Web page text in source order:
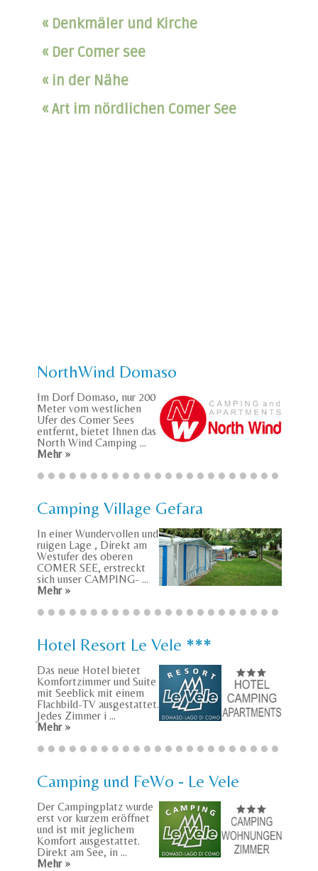
« Denkmäler und Kirche
« Der Comer see
« in der Nähe
« Art im nördlichen Comer See
NorthWind Domaso
Im Dorf Domaso, nur 200
Meter vom westlichen
Ufer des Comer Sees
entfernt, bietet Ihnen das
North Wind Camping ...
Mehr »
Camping Village Gefara
In einer Wundervollen und
ruigen Lage , Direkt am
Westufer des oberen
COMER SEE, erstreckt
sich unser CAMPING- ...
Mehr »
Hotel Resort Le Vele ***
Das neue Hotel bietet
Komfortzimmer und Suite
mit Seeblick mit einem
Flachbild-TV ausgestattet.
Jedes Zimmer i ...
Mehr »
Camping und FeWo - Le Vele
Der Campingplatz wurde
erst vor kurzem eröffnet
und ist mit jeglichem
Komfort ausgestattet.
Direkt am See, in ...
Mehr »